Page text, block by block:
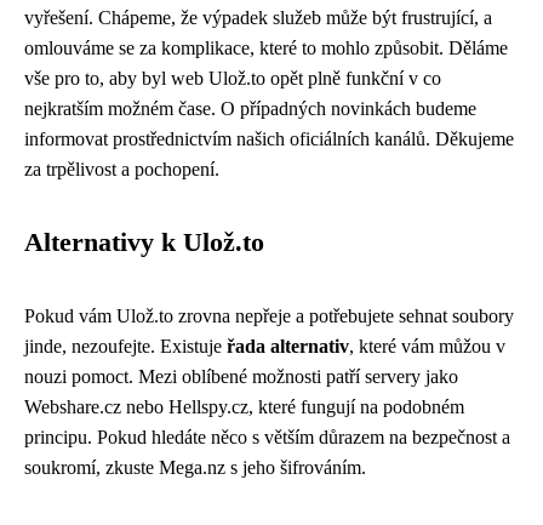
vyřešení. Chápeme, že výpadek služeb může být frustrující, a
omlouváme se za komplikace, které to mohlo způsobit. Děláme
vše pro to, aby byl web Ulož.to opět plně funkční v co
nejkratším možném čase. O případných novinkách budeme
informovat prostřednictvím našich oficiálních kanálů. Děkujeme
za trpělivost a pochopení.
Alternativy k Ulož.to
Pokud vám Ulož.to zrovna nepřeje a potřebujete sehnat soubory
jinde, nezoufejte. Existuje řada alternativ, které vám můžou v
nouzi pomoct. Mezi oblíbené možnosti patří servery jako
Webshare.cz nebo Hellspy.cz, které fungují na podobném
principu. Pokud hledáte něco s větším důrazem na bezpečnost a
soukromí, zkuste Mega.nz s jeho šifrováním.